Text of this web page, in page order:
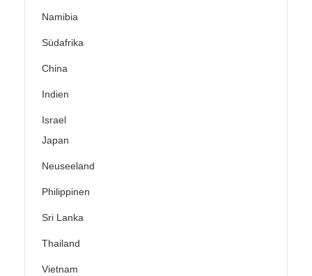
Namibia
Südafrika
China
Indien
Israel
Japan
Neuseeland
Philippinen
Sri Lanka
Thailand
Vietnam